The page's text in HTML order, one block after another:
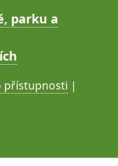
parku a
přístupnosti |